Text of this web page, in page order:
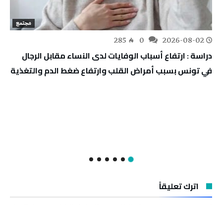
مجتمع
2026-08-02
285
دراسة : ارتفاع أسباب الوفايات لدى النساء مقابل الرجال
في تونس بسبب أمراض القلب وارتفاع ضغط الدم والتغذية
اترك تعليقاً